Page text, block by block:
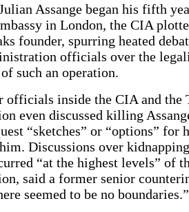
Assange began his fifth
in London, the CIA
founder, spurring heated
officials over the
such an operation.
officials inside the CIA and the
even discussed killing
“sketches” or “options” for
him. Discussions over
“at the highest levels” of
said a former senior
seemed to be no boundaries.”